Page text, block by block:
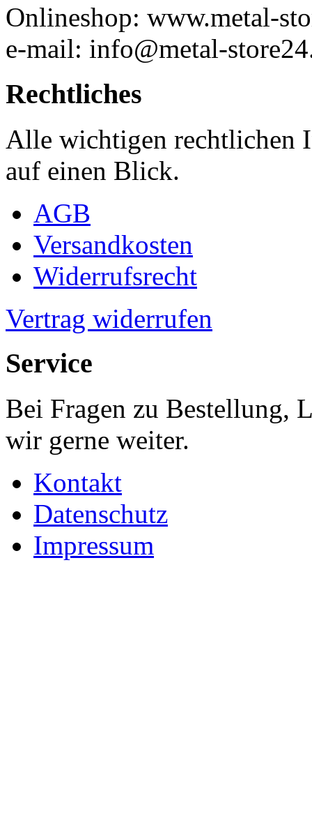
Onlineshop: www.metal-
e-mail: info@metal-
Rechtliches
Alle wichtigen rechtlichen
auf einen Blick.
AGB
Versandkosten
Widerrufsrecht
Vertrag widerrufen
Service
Bei Fragen zu Bestellung,
wir gerne weiter.
Kontakt
Datenschutz
Impressum